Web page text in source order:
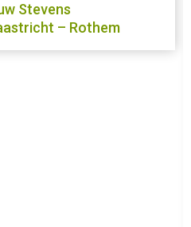
Stevens
– Rothem